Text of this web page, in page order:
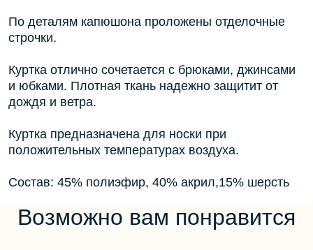
По деталям капюшона проложены отделочные
строчки.
Куртка отлично сочетается с брюками, джинсами
и юбками. Плотная ткань надежно защитит от
дождя и ветра.
Куртка предназначена для носки при
положительных температурах воздуха.
Состав: 45% полиэфир, 40% акрил,15% шерсть
Возможно вам понравится